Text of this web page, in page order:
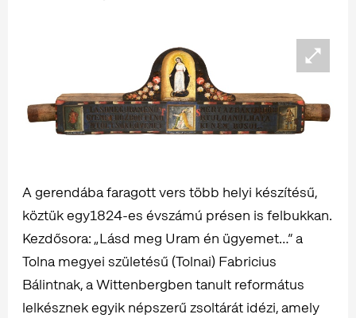
A gerendába faragott vers több helyi készítésű,
köztük egy1824-es évszámú présen is felbukkan.
Kezdősora: „Lásd meg Uram én ügyemet…” a
Tolna megyei születésű (Tolnai) Fabricius
Bálintnak, a Wittenbergben tanult református
lelkésznek egyik népszerű zsoltárát idézi, amely